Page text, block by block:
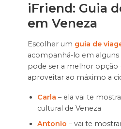
iFriend: Guia
em Veneza
Escolher um guia de
acompanhá-lo em alguns
pode ser a melhor opção
aproveitar ao máximo a
Carla – ela vai te
cultural de Veneza
Antonio – vai te